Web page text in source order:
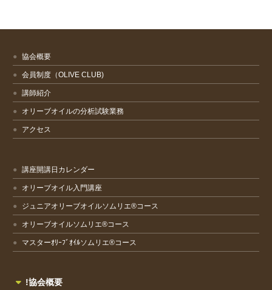
協会概要
会員制度（OLIVE CLUB)
講師紹介
オリーブオイルの分析試験業務
アクセス
講座開講日カレンダー
オリーブオイル入門講座
ジュニアオリーブオイルソムリエ®コース
オリーブオイルソムリエ®コース
マスターｵﾘｰﾌﾞｵｲﾙソムリエ®コース
!協会概要